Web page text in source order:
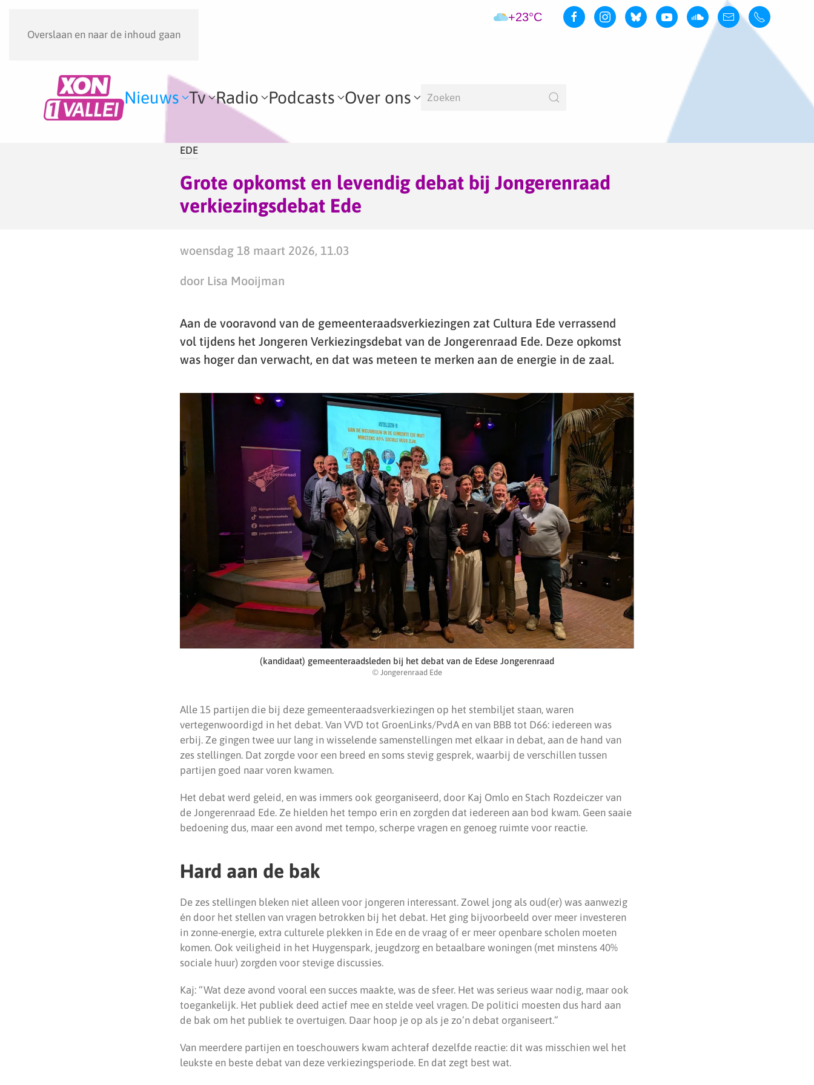
Overslaan en naar de inhoud gaan
+23°C
Nieuws Tv Radio Podcasts Over ons
EDE
Grote opkomst en levendig debat bij Jongerenraad
verkiezingsdebat Ede
woensdag 18 maart 2026, 11.03
door Lisa Mooijman
Aan de vooravond van de gemeenteraadsverkiezingen zat Cultura Ede verrassend
vol tijdens het Jongeren Verkiezingsdebat van de Jongerenraad Ede. Deze opkomst
was hoger dan verwacht, en dat was meteen te merken aan de energie in de zaal.
(kandidaat) gemeenteraadsleden bij het debat van de Edese Jongerenraad
© Jongerenraad Ede
Alle 15 partijen die bij deze gemeenteraadsverkiezingen op het stembiljet staan, waren
vertegenwoordigd in het debat. Van VVD tot GroenLinks/PvdA en van BBB tot D66: iedereen was
erbij. Ze gingen twee uur lang in wisselende samenstellingen met elkaar in debat, aan de hand van
zes stellingen. Dat zorgde voor een breed en soms stevig gesprek, waarbij de verschillen tussen
partijen goed naar voren kwamen.
Het debat werd geleid, en was immers ook georganiseerd, door Kaj Omlo en Stach Rozdeiczer van
de Jongerenraad Ede. Ze hielden het tempo erin en zorgden dat iedereen aan bod kwam. Geen saaie
bedoening dus, maar een avond met tempo, scherpe vragen en genoeg ruimte voor reactie.
Hard aan de bak
De zes stellingen bleken niet alleen voor jongeren interessant. Zowel jong als oud(er) was aanwezig
én door het stellen van vragen betrokken bij het debat. Het ging bijvoorbeeld over meer investeren
in zonne-energie, extra culturele plekken in Ede en de vraag of er meer openbare scholen moeten
komen. Ook veiligheid in het Huygenspark, jeugdzorg en betaalbare woningen (met minstens 40%
sociale huur) zorgden voor stevige discussies.
Kaj: “Wat deze avond vooral een succes maakte, was de sfeer. Het was serieus waar nodig, maar ook
toegankelijk. Het publiek deed actief mee en stelde veel vragen. De politici moesten dus hard aan
de bak om het publiek te overtuigen. Daar hoop je op als je zo’n debat organiseert.”
Van meerdere partijen en toeschouwers kwam achteraf dezelfde reactie: dit was misschien wel het
leukste en beste debat van deze verkiezingsperiode. En dat zegt best wat.